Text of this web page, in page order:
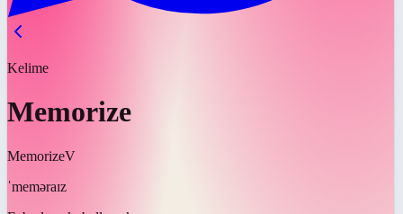
Kelime
Memorize
MemorizeV
ˈmeməraɪz